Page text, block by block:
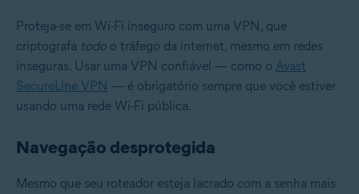
Proteja-se em Wi-Fi inseguro com uma VPN, que
criptografa todo o tráfego da internet, mesmo em redes
inseguras. Usar uma VPN confiável — como o Avast
SecureLine VPN — é obrigatório sempre que você estiver
usando uma rede Wi-Fi pública.
Navegação desprotegida
Mesmo que seu roteador esteja lacrado com a senha mais